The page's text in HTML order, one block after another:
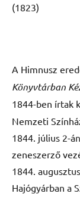
(1823)
A Himnusz
Könyvtárban Ké
1844-ben írtak
Nemzeti
1844. július 2-
zeneszerző
1844.
Hajógyárban a